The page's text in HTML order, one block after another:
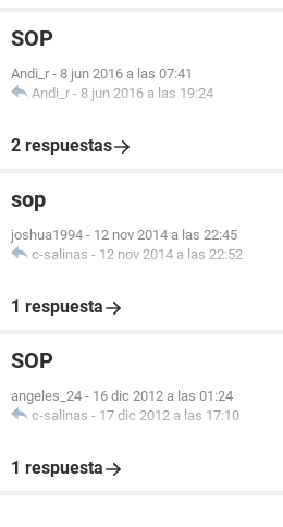
SOP
Andi_r - 8 jun 2016 a las 07:41
Andi_r - 8 jun 2016 a las 19:24
2 respuestas
sop
joshua1994 - 12 nov 2014 a las 22:45
c-salinas - 12 nov 2014 a las 22:52
1 respuesta
SOP
angeles_24 - 16 dic 2012 a las 01:24
c-salinas - 17 dic 2012 a las 17:10
1 respuesta